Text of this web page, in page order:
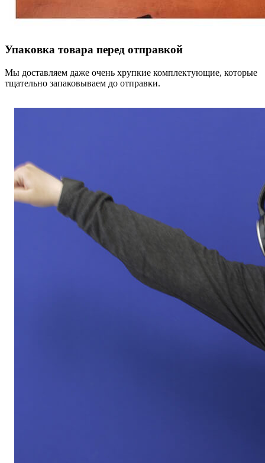
Упаковка товара перед отправкой
Мы доставляем даже очень хрупкие комплектующие, которые
тщательно запаковываем до отправки.